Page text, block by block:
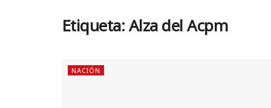
Etiqueta:Alza del Acpm
NACIÓN